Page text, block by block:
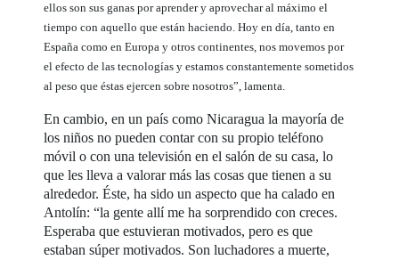
ellos son sus ganas por aprender y aprovechar al máximo el
tiempo con aquello que están haciendo. Hoy en día, tanto en
España como en Europa y otros continentes, nos movemos por
el efecto de las tecnologías y estamos constantemente sometidos
al peso que éstas ejercen sobre nosotros”, lamenta.
En cambio, en un país como Nicaragua la mayoría de
los niños no pueden contar con su propio teléfono
móvil o con una televisión en el salón de su casa, lo
que les lleva a valorar más las cosas que tienen a su
alrededor. Éste, ha sido un aspecto que ha calado en
Antolín: “la gente allí me ha sorprendido con creces.
Esperaba que estuvieran motivados, pero es que
estaban súper motivados. Son luchadores a muerte,